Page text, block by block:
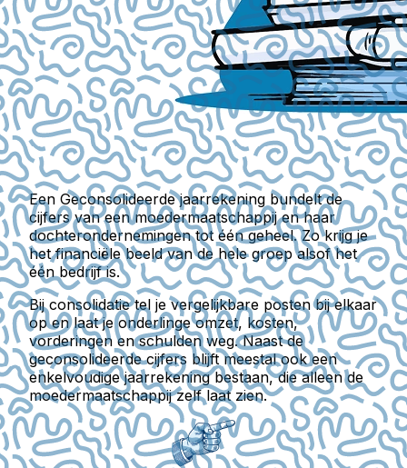
Een Geconsolideerde jaarrekening bundelt de
cijfers van een moedermaatschappij en haar
dochterondernemingen tot één geheel. Zo krijg je
het financiële beeld van de hele groep alsof het
één bedrijf is.
Bij consolidatie tel je vergelijkbare posten bij elkaar
op en laat je onderlinge omzet, kosten,
vorderingen en schulden weg. Naast de
geconsolideerde cijfers blijft meestal ook een
enkelvoudige jaarrekeningbestaan, die alleen de
moedermaatschappij zelf laat zien.